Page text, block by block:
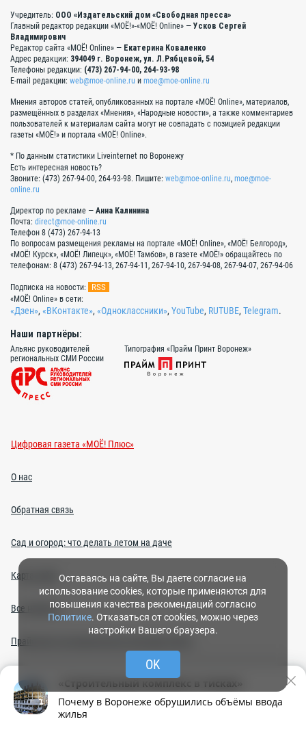
«Строительный комплекс в тисках»
Почему в Воронеже обрушились объёмы ввода
жилья
Учредитель: ООО «Издательский дом «Свободная пресса»
Главный редактор редакции «МОЁ!»-«МОЁ! Online» — Усков Сергей
Владимирович
Редактор сайта «МОЁ! Online» — Екатерина Коваленко
Адрес редакции: 394049 г. Воронеж, ул. Л.Рябцевой, 54
Телефоны редакции: (473) 267-94-00, 264-93-98
E-mail редакции: web@moe-online.ru и moe@moe-online.ru
Мнения авторов статей, опубликованных на портале «МОЁ! Online», материалов,
размещённых в разделах «Мнения», «Народные новости», а также комментариев
пользователей к материалам сайта могут не совпадать с позицией редакции
газеты «МОЁ!» и портала «МОЁ! Online».
* По данным статистики Liveinternet по Воронежу
Есть интересная новость?
Звоните: (473) 267-94-00, 264-93-98. Пишите: web@moe-online.ru, moe@moe-
online.ru
Директор по рекламе — Анна Калинина
Почта: direct@moe-online.ru
Телефон 8 (473) 267-94-13
По вопросам размещения рекламы на портале «МОЁ! Online», «МОЁ! Белгород»,
«МОЁ! Курск», «МОЁ! Липецк», «МОЁ! Тамбов», в газете «МОЁ!» обращайтесь по
телефонам: 8 (473) 267-94-13, 267-94-11, 267-94-10, 267-94-08, 267-94-07, 267-94-06
Подписка на новости: RSS
«МОЁ! Online» в сети:
«Дзен», «ВКонтакте», «Одноклассники», YouTube, RUTUBE, Telegram.
Наши партнёры:
Альянс руководителей
региональных СМИ России
Типография «Прайм Принт Воронеж»
Цифровая газета «МОЁ! Плюс»
О нас
Обратная связь
Сад и огород: что делать летом на даче
Карта сайта
Все новости
Прайс-лист на политическую агитацию 2026 г.
Политика конфиденциальности
Оставаясь на сайте, Вы даете согласие на
использование cookies, которые применяются для
повышения качества рекомендаций согласно
Политике. Отказаться от cookies, можно через
настройки Вашего браузера.
OK